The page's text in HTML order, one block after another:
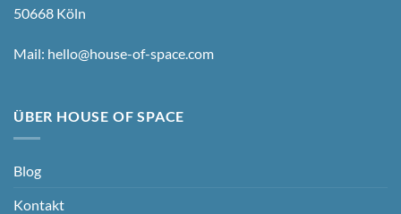
50668 Köln
Mail: hello@house-of-space.com
ÜBER HOUSE OF SPACE
Blog
Kontakt